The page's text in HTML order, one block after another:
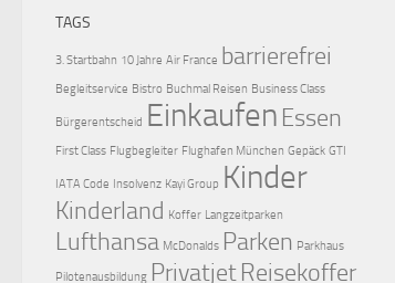
TAGS
3. Startbahn 10 Jahre Air France barrierefrei
Begleitservice Bistro Buchmal Reisen Business Class
Bürgerentscheid Einkaufen Essen
First Class Flugbegleiter Flughafen München Gepäck GTI
IATA Code Insolvenz Kayi Group Kinder
Kinderland Koffer Langzeitparken
Lufthansa McDonalds Parken Parkhaus
Pilotenausbildung PrivatjetReisekoffer